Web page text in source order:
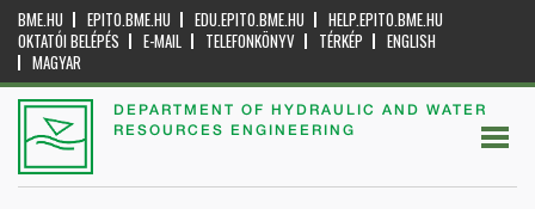
BME.HU EPITO.BME.HU EDU.EPITO.BME.HU
HELP.EPITO.BME.HU
OKTATÓI BELÉPÉS
E-MAIL TELEFONKÖNYV TÉRKÉP
ENGLISH
MAGYAR
DEPARTMENT OF HYDRAULIC AND WATER
RESOURCES ENGINEERING